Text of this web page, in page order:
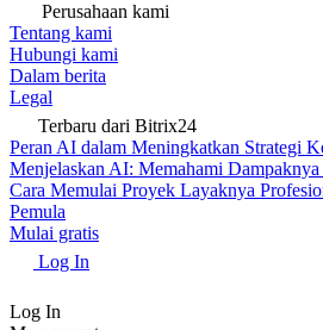
Perusahaan kami
Tentang kami
Hubungi kami
Dalam berita
Legal
Terbaru dari Bitrix24
Peran AI dalam Meningkatkan Strategi
Menjelaskan AI: Memahami
Cara Memulai Proyek Layaknya
Pemula
Mulai gratis
Log In
Log In